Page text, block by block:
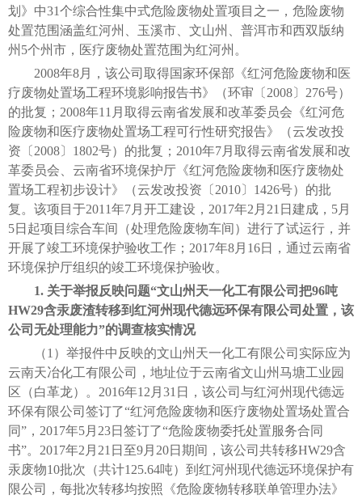
划》中31个综合性集中式危险废物处置项目之一，危险废物
处置范围涵盖红河州、玉溪市、文山州、普洱市和西双版纳
州5个州市，医疗废物处置范围为红河州。
2008年8月，该公司取得国家环保部《红河危险废物和医
疗废物处置场工程环境影响报告书》（环审〔2008〕276号）
的批复；2008年11月取得云南省发展和改革委员会《红河危
险废物和医疗废物处置场工程可行性研究报告》（云发改投
资〔2008〕1802号）的批复；2010年7月取得云南省发展和改
革委员会、云南省环境保护厅《红河危险废物和医疗废物处
置场工程初步设计》（云发改投资〔2010〕1426号）的批
复。该项目于2011年7月开工建设，2017年2月21日建成，5月
5日起项目综合车间（处理危险废物车间）进行了试运行，并
开展了竣工环境保护验收工作；2017年8月16日，通过云南省
环境保护厅组织的竣工环境保护验收。
1. 关于举报反映问题“文山州天一化工有限公司把96吨
HW29含汞废渣转移到红河州现代德远环保有限公司处置，该
公司无处理能力”的调查核实情况
（1）举报件中反映的文山州天一化工有限公司实际应为
云南天冶化工有限公司，地址位于云南省文山州马塘工业园
区（白革龙）。2016年12月31日，该公司与红河州现代德远
环保有限公司签订了“红河危险废物和医疗废物处置场处置合
同”，2017年5月23日签订了“危险废物委托处置服务合同
书”。2017年2月21日至9月20日期间，该公司共转移HW29含
汞废物10批次（共计125.64吨）到红河州现代德远环境保护有
限公司，每批次转移均按照《危险废物转移联单管理办法》